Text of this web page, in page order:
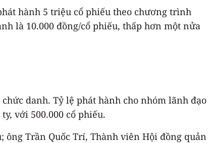
hành 5 triệu cổ phiếu theo chương trình
là 10.000 đồng/cổ phiếu, thấp hơn một nửa
danh. Tỷ lệ phát hành cho nhóm lãnh đạo
với 500.000 cổ phiếu.
Trần Quốc Trí, Thành viên Hội đồng quản